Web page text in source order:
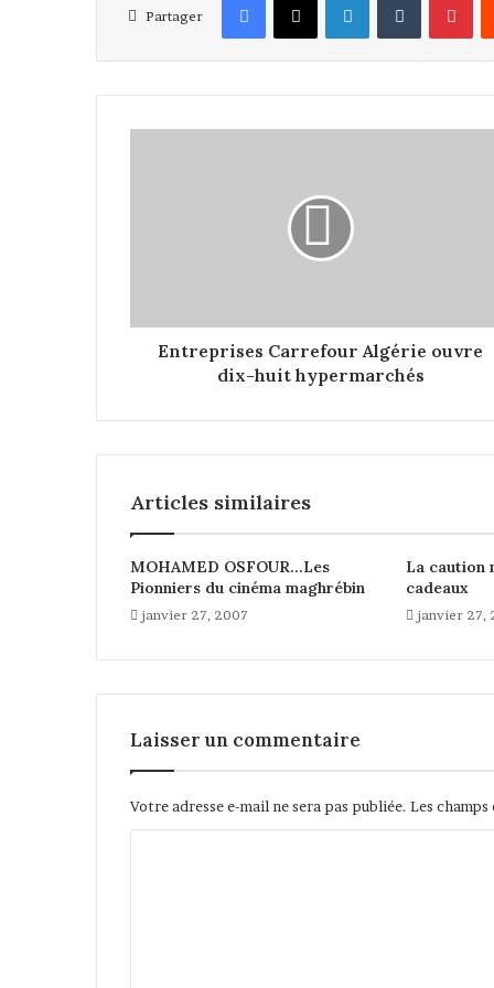
Partager
s
a
f
o
r
r
e
v
r
Entreprises Carrefour Algérie ouvre
dix-huit hypermarchés
Articles similaires
MOHAMED OSFOUR…Les
Pionniers du cinéma maghrébin
janvier 27, 2007
La caution
cadeaux
janvier 27,
Laisser un commentaire
Votre adresse e-mail ne sera pas publiée. Les